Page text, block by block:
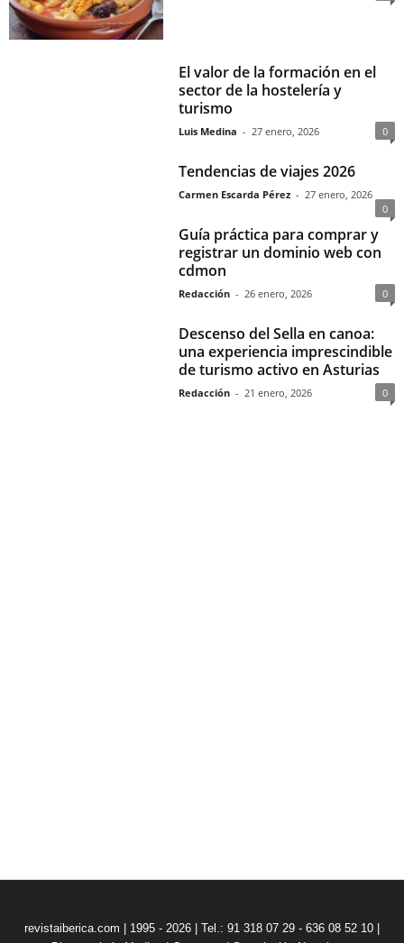
El valor de la formación en el
sector de la hostelería y
turismo
Luis Medina - 27 enero, 2026 0
Tendencias de viajes 2026
Carmen Escarda Pérez - 27 enero, 2026
0
Guía práctica para comprar y
registrar un dominio web con
cdmon
Redacción - 26 enero, 2026 0
Descenso del Sella en canoa:
una experiencia imprescindible
de turismo activo en Asturias
Redacción - 21 enero, 2026 0
revistaiberica.com | 1995 - 2026 | Tel.: 91 318 07 29 - 636 08 52 10 |